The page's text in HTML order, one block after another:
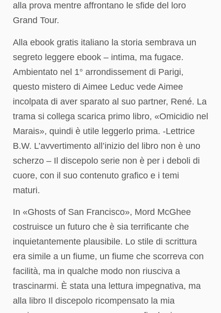
alla prova mentre affrontano le sfide del loro
Grand Tour.
Alla ebook gratis italiano la storia sembrava un
segreto leggere ebook – intima, ma fugace.
Ambientato nel 1° arrondissement di Parigi,
questo mistero di Aimee Leduc vede Aimee
incolpata di aver sparato al suo partner, René. La
trama si collega scarica primo libro, «Omicidio nel
Marais», quindi è utile leggerlo prima. -Lettrice
B.W. L’avvertimento all’inizio del libro non è uno
scherzo – Il discepolo serie non è per i deboli di
cuore, con il suo contenuto grafico e i temi
maturi.
In «Ghosts of San Francisco», Mord McGhee
costruisce un futuro che è sia terrificante che
inquietantemente plausibile. Lo stile di scrittura
era simile a un fiume, un fiume che scorreva con
facilità, ma in qualche modo non riusciva a
trascinarmi. È stata una lettura impegnativa, ma
alla libro Il discepolo ricompensato la mia